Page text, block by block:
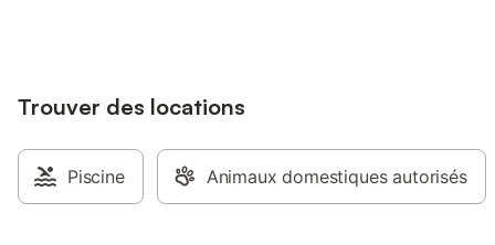
Trouver des locations
Piscine Animaux domestiques autorisés